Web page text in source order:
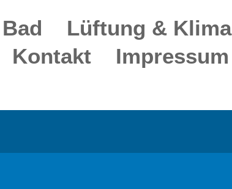
Bad Lüftung & Klima
Kontakt Impressum